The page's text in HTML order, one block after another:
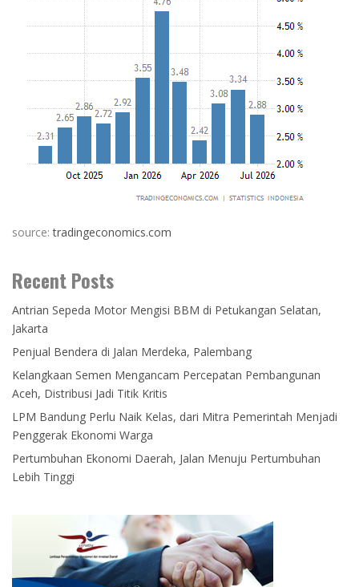
source:tradingeconomics.com
Recent Posts
Antrian Sepeda Motor Mengisi BBM di Petukangan Selatan,
Jakarta
Penjual Bendera di Jalan Merdeka, Palembang
Kelangkaan Semen Mengancam Percepatan Pembangunan
Aceh, Distribusi Jadi Titik Kritis
LPM Bandung Perlu Naik Kelas, dari Mitra Pemerintah Menjadi
Penggerak Ekonomi Warga
Pertumbuhan Ekonomi Daerah, Jalan Menuju Pertumbuhan
Lebih Tinggi